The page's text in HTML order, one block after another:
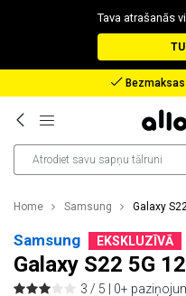
Tava atrašanās
Atlīdzība
Home Samsung Galaxy
Samsung EKSKLUZĪVĀ
Galaxy S22 5G
3 / 5 | 0+